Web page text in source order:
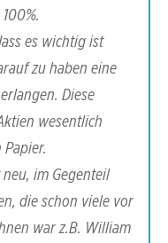
es wichtig ist
zu haben eine
Diese
wesentlich
im Gegenteil
die schon viele vor
war z.B. William